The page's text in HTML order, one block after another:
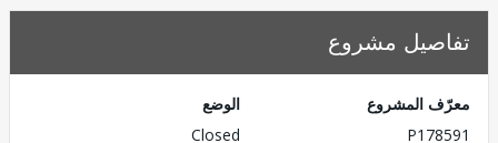
مشروع
المشروع